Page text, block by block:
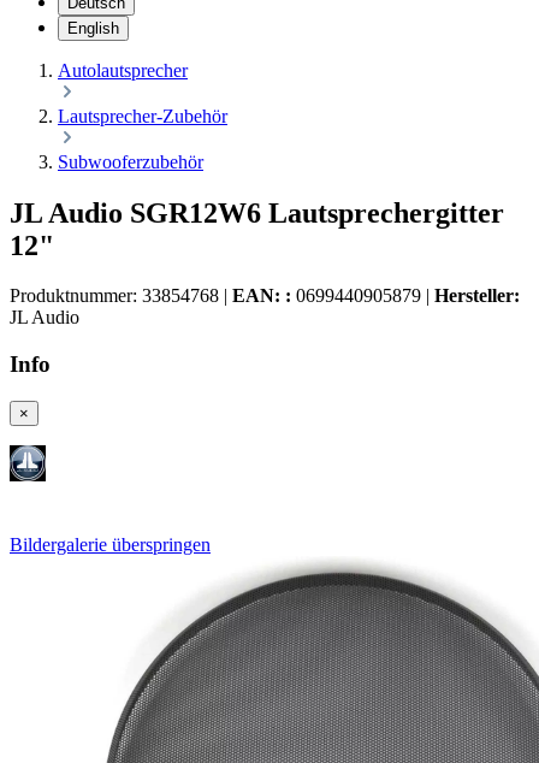
English
Autolautsprecher
Lautsprecher-Zubehör
Subwooferzubehör
JL Audio SGR12W6 Lautsprechergitter
12"
Produktnummer: 33854768 EAN: : 0699440905879
Hersteller:
JL Audio
Info
×
Bildergalerie überspringen